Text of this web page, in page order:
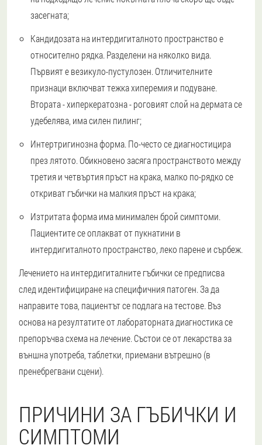
засегната;
Кандидозата на интердигиталното пространство е
относително рядка. Разделени на няколко вида.
Първият е везикуло-пустулозен. Отличителните
признаци включват тежка хиперемия и подуване.
Втората - хиперкератозна - роговият слой на дермата се
удебелява, има силен пилинг;
Интертригинозна форма. По-често се диагностицира
през лятото. Обикновено засяга пространството между
третия и четвъртия пръст на крака, малко по-рядко се
откриват гъбички на малкия пръст на крака;
Изтритата форма има минимален брой симптоми.
Пациентите се оплакват от пукнатини в
интердигиталното пространство, леко парене и сърбеж.
Лечението на интердигиталните гъбички се предписва
след идентифициране на специфичния патоген. За да
направите това, пациентът се подлага на тестове. Въз
основа на резултатите от лабораторната диагностика се
препоръчва схема на лечение. Състои се от лекарства за
външна употреба, таблетки, приемани вътрешно (в
пренебрегвани сцени).
ПРИЧИНИ ЗА ГЪБИЧКИ И
СИМПТОМИ